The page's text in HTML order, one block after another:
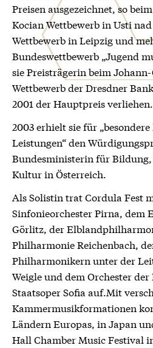
Preisen ausgezeichnet, so
Kocian Wettbewerb in Usti
Wettbewerb in Leipzig und
Bundeswettbewerb „Jugend
sie Preisträgerin beim
Wettbewerb der Dresdner
2001 der Hauptpreis verliehen.
2003 erhielt sie für
Leistungen“ den
Bundesministerin für Bildung,
Kultur in Österreich.
Als Solistin trat Cordula Fest
Sinfonieorchester Pirna, dem
Görlitz, der
Philharmonie Reichenbach,
Philharmonikern unter der
Weigle und dem Orchester
Staatsoper Sofia auf.Mit
Kammermusikformationen
Ländern Europas, in Japan
Hall Chamber Music Festival